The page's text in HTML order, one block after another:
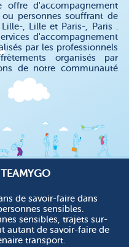
offre d'accompagnement
personnes souffrant de
, Lille et Paris-, Paris .
d'accompagnement
par les professionnels
organisés par
de notre communauté
de savoir-faire dans
sensibles.
sensibles, trajets sur-
autant de savoir-faire de
transport.